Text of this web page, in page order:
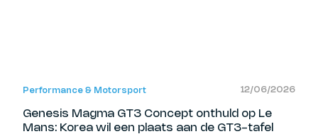
Performance & Motorsport 12/06/2026
Genesis Magma GT3 Concept onthuld op Le
Mans: Korea wil een plaats aan de GT3-tafel